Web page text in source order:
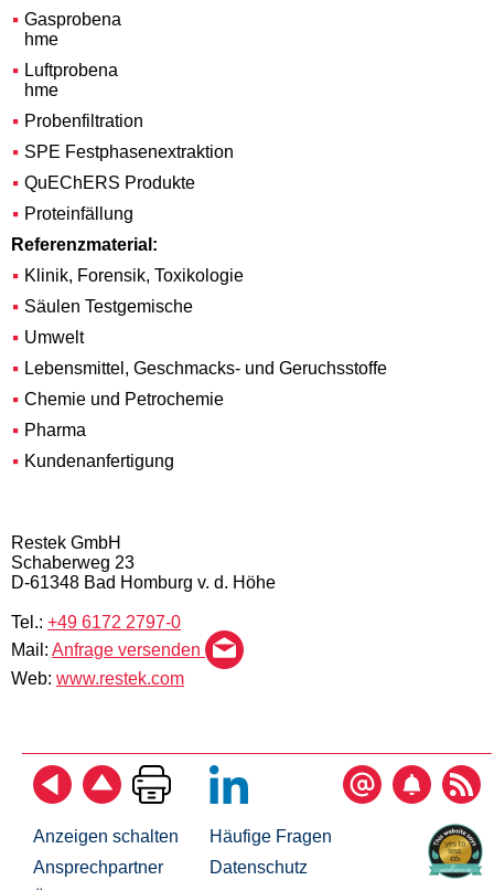
Gasprobena
hme
Luftprobena
hme
Probenfiltration
SPE Festphasenextraktion
QuEChERS Produkte
Proteinfällung
Referenzmaterial:
Klinik, Forensik, Toxikologie
Säulen Testgemische
Umwelt
Lebensmittel, Geschmacks- und Geruchsstoffe
Chemie und Petrochemie
Pharma
Kundenanfertigung
Restek GmbH
Schaberweg 23
D-61348 Bad Homburg v. d. Höhe
Tel.: +49 6172 2797-0
Mail: Anfrage versenden
Web: www.restek.com
Anzeigen schalten
Ansprechpartner
Häufige Fragen
Datenschutz